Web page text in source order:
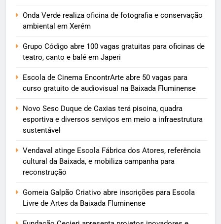
Onda Verde realiza oficina de fotografia e conservação
ambiental em Xerém
Grupo Código abre 100 vagas gratuitas para oficinas de
teatro, canto e balé em Japeri
Escola de Cinema EncontrArte abre 50 vagas para
curso gratuito de audiovisual na Baixada Fluminense
Novo Sesc Duque de Caxias terá piscina, quadra
esportiva e diversos serviços em meio a infraestrutura
sustentável
Vendaval atinge Escola Fábrica dos Atores, referência
cultural da Baixada, e mobiliza campanha para
reconstrução
Gomeia Galpão Criativo abre inscrições para Escola
Livre de Artes da Baixada Fluminense